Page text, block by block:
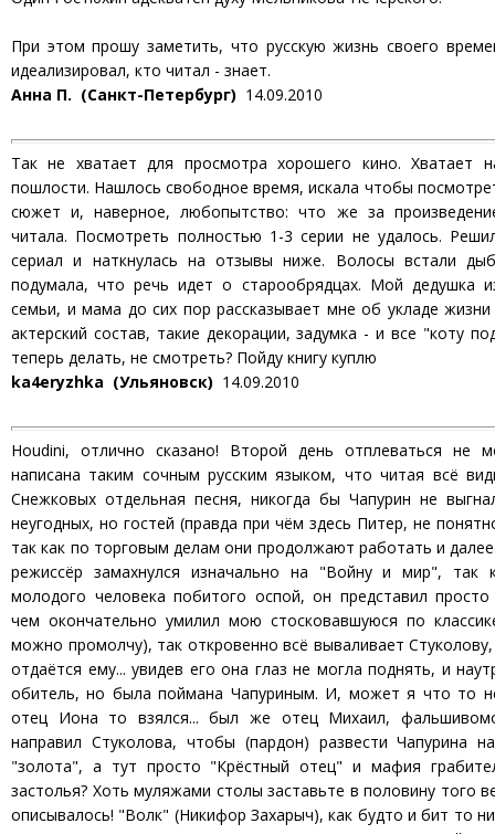
При этом прошу заметить, что русскую жизнь своего
идеализировал, кто читал - знает.
Анна П. (Санкт-Петербург) 14.09.2010
Так не хватает для просмотра хорошего кино. Хватает
пошлости. Нашлось свободное время, искала чтобы
сюжет и, наверное, любопытство: что же за
читала. Посмотреть полностью 1-3 серии не удалось.
сериал и наткнулась на отзывы ниже. Волосы встали
подумала, что речь идет о старообрядцах. Мой дедушка
семьи, и мама до сих пор рассказывает мне об укладе жизни
актерский состав, такие декорации, задумка - и все "коту
теперь делать, не смотреть? Пойду книгу куплю
ka4eryzhka (Ульяновск) 14.09.2010
Houdini, отлично сказано! Второй день отплеваться не
написана таким сочным русским языком, что читая всё
Снежковых отдельная песня, никогда бы Чапурин не
неугодных, но гостей (правда при чём здесь Питер, не
так как по торговым делам они продолжают работать и
режиссёр замахнулся изначально на "Войну и мир", так
молодого человека побитого оспой, он представил
чем окончательно умилил мою стосковавшуюся по
можно промолчу), так откровенно всё вываливает
отдаётся ему... увидев его она глаз не могла поднять, и
обитель, но была поймана Чапуриным. И, может я что то
отец Иона то взялся... был же отец Михаил,
направил Стуколова, чтобы (пардон) развести Чапурина
"золота", а тут просто "Крёстный отец" и мафия
застолья? Хоть муляжами столы заставьте в половину того
описывалось! "Волк" (Никифор Захарыч), как будто и бит то